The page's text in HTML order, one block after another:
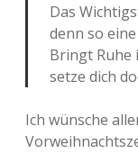
Das
denn so
Bringt Ruhe
setze dich
Ich wün­sche